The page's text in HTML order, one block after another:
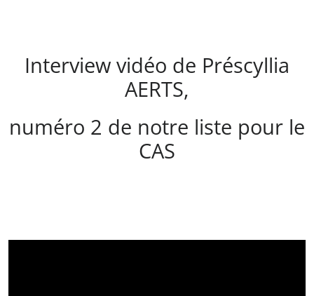
Interview vidéo de Préscyllia
AERTS,
numéro 2 de notre liste pour le
CAS